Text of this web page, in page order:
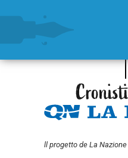
ll progetto de La